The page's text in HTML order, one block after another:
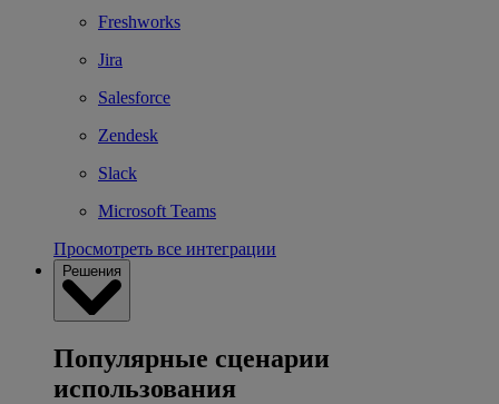
Freshworks
Jira
Salesforce
Zendesk
Slack
Microsoft Teams
Просмотреть все интеграции
Решения
Популярные сценарии
использования